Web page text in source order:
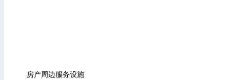
房产周边服务设施